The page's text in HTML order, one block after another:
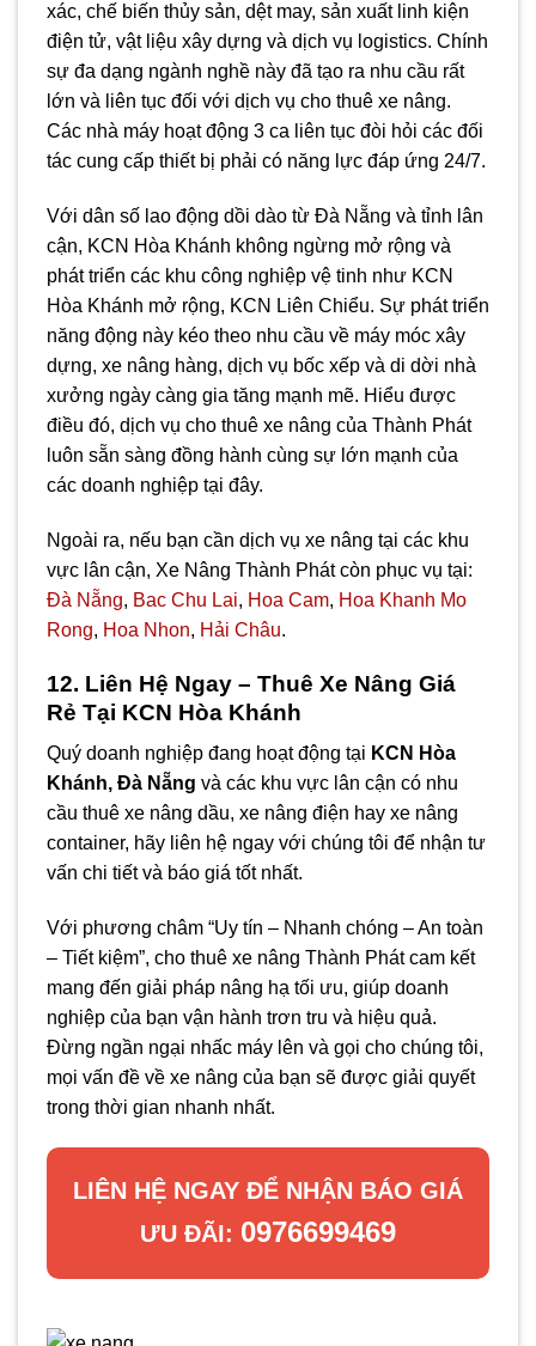
xác, chế biến thủy sản, dệt may, sản xuất linh kiện
điện tử, vật liệu xây dựng và dịch vụ logistics. Chính
sự đa dạng ngành nghề này đã tạo ra nhu cầu rất
lớn và liên tục đối với dịch vụ cho thuê xe nâng.
Các nhà máy hoạt động 3 ca liên tục đòi hỏi các đối
tác cung cấp thiết bị phải có năng lực đáp ứng 24/7.
Với dân số lao động dồi dào từ Đà Nẵng và tỉnh lân
cận, KCN Hòa Khánh không ngừng mở rộng và
phát triển các khu công nghiệp vệ tinh như KCN
Hòa Khánh mở rộng, KCN Liên Chiểu. Sự phát triển
năng động này kéo theo nhu cầu về máy móc xây
dựng, xe nâng hàng, dịch vụ bốc xếp và di dời nhà
xưởng ngày càng gia tăng mạnh mẽ. Hiểu được
điều đó, dịch vụ cho thuê xe nâng của Thành Phát
luôn sẵn sàng đồng hành cùng sự lớn mạnh của
các doanh nghiệp tại đây.
Ngoài ra, nếu bạn cần dịch vụ xe nâng tại các khu
vực lân cận, Xe Nâng Thành Phát còn phục vụ tại:
Đà Nẵng, Bac Chu Lai, Hoa Cam, Hoa Khanh Mo
Rong, Hoa Nhon, Hải Châu.
12. Liên Hệ Ngay – Thuê Xe Nâng Giá
Rẻ Tại KCN Hòa Khánh
Quý doanh nghiệp đang hoạt động tại KCN Hòa
Khánh, Đà Nẵng và các khu vực lân cận có nhu
cầu thuê xe nâng dầu, xe nâng điện hay xe nâng
container, hãy liên hệ ngay với chúng tôi để nhận tư
vấn chi tiết và báo giá tốt nhất.
Với phương châm “Uy tín – Nhanh chóng – An toàn
– Tiết kiệm”, cho thuê xe nâng Thành Phát cam kết
mang đến giải pháp nâng hạ tối ưu, giúp doanh
nghiệp của bạn vận hành trơn tru và hiệu quả.
Đừng ngần ngại nhấc máy lên và gọi cho chúng tôi,
mọi vấn đề về xe nâng của bạn sẽ được giải quyết
trong thời gian nhanh nhất.
LIÊN HỆ NGAY ĐỂ NHẬN BÁO GIÁ
ƯU ĐÃI: 0976699469